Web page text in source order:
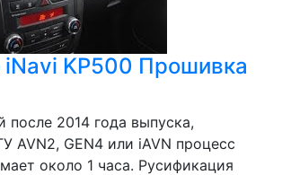
iNavi KP500 Прошивка
после 2014 года выпуска,
AVN2, GEN4 или iAVN процесс
около 1 часа. Русификация